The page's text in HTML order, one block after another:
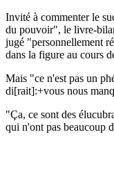
Invité à commenter le
du pouvoir", le livre-
jugé "personnellement
dans la figure au cours
Mais "ce n'est pas un
di[rait]:+vous nous
"Ça, ce sont des
qui n'ont pas beaucoup